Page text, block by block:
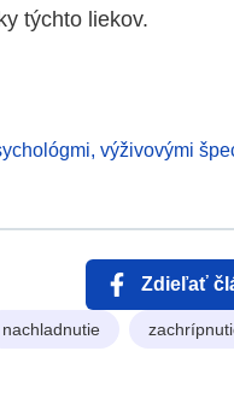
týchto liekov.
výživovými
Zdieľať
nachladnutie